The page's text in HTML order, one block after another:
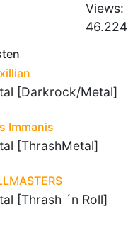
Views:
46.224
[Darkrock/Metal]
Immanis
[ThrashMetal]
[Thrash ´n Roll]